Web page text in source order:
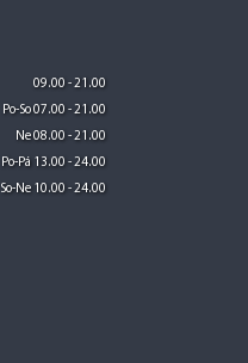
09.00 - 21.00
Po-So 07.00 - 21.00
Ne 08.00 - 21.00
Po-Pá 13.00 - 24.00
So-Ne 10.00 - 24.00